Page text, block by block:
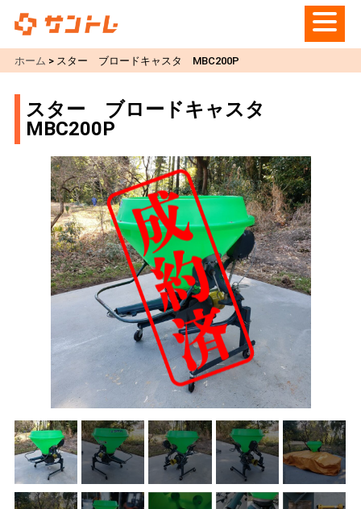
ホーム > スター ブロードキャスタ MBC200P
スター ブロードキャスタ
MBC200P